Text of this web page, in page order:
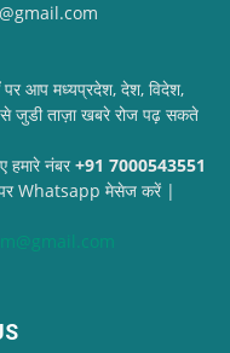
पर आप मध्यप्रदेश, देश, विदेश,
से जुडी ताज़ा खबरे रोज पढ़ सकते
हमारे नंबर+91 7000543551
पर Whatsapp मेसेज करें |